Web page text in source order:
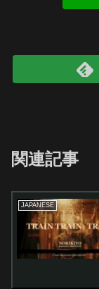
関連記事
JAPANESE